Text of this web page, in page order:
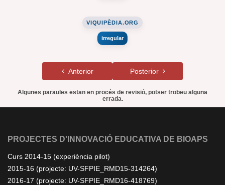
VIQUIPÈDIA.ORG
irregular
Anterior Posterior
Algunes paraules estan en procés de revisió, potser trobeu alguna
errada.
PROJECTES D'INNOVACIÓ EDUCATIVA DE BIOAPS
Curs 2014-15 (experiència pilot)
2015-16 (projecte: UV-SFPIE_RMD15-314264)
2016-17 (projecte: UV-SFPIE_RMD16-418769)